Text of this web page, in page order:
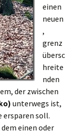
einen
neuen
,
grenz
übersc
hreite
nden
der zwischen
unterwegs ist,
ersparen soll.
einen oder